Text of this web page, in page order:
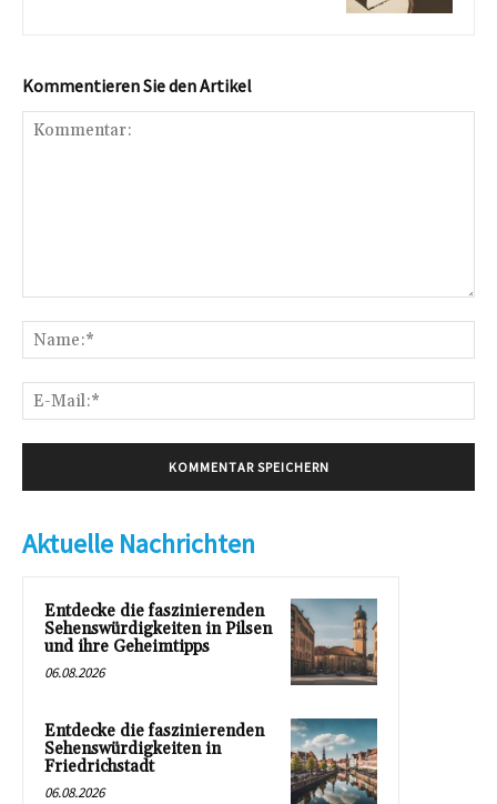
Kommentieren Sie den Artikel
Aktuelle Nachrichten
Entdecke die faszinierenden
Sehenswürdigkeiten in Pilsen
und ihre Geheimtipps
06.08.2026
Entdecke die faszinierenden
Sehenswürdigkeiten in
Friedrichstadt
06.08.2026